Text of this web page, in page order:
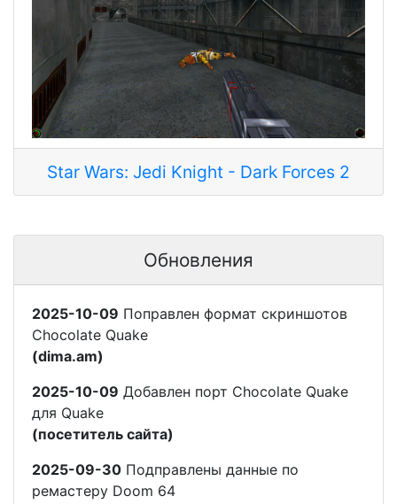
Star Wars: Jedi Knight - Dark Forces 2
Обновления
2025-10-09 Поправлен формат скриншотов
Chocolate Quake
(dima.am)
2025-10-09 Добавлен порт Chocolate Quake
для Quake
(посетитель сайта)
2025-09-30 Подправлены данные по
ремастеру Doom 64